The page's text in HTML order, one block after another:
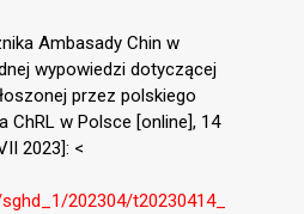
Ambasady Chin w
wypowiedzi dotyczącej
przez polskiego
ChRL w Polsce [online], 14
2023]: <
202304/t20230414_